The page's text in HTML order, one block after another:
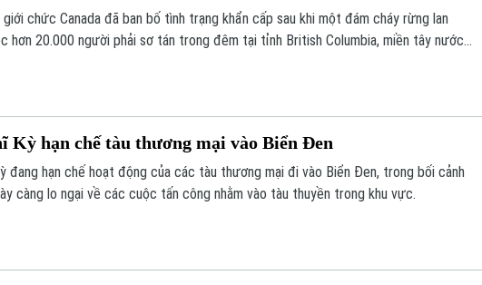
chức Canada đã ban bố tình trạng khẩn cấp sau khi một đám cháy rừng lan
hơn 20.000 người phải sơ tán trong đêm tại tỉnh British Columbia, miền tây nước
Kỳ hạn chế tàu thương mại vào Biển Đen
đang hạn chế hoạt động của các tàu thương mại đi vào Biển Đen, trong bối cảnh
càng lo ngại về các cuộc tấn công nhằm vào tàu thuyền trong khu vực.